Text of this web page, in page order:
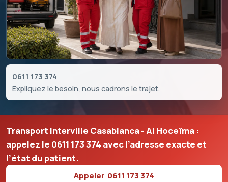
0611 173 374
Expliquez le besoin, nous cadrons le trajet.
Transport interville Casablanca - Al Hoceïma :
appelez le 0611 173 374 avec l’adresse exacte et
l’état du patient.
Appeler 0611 173 374